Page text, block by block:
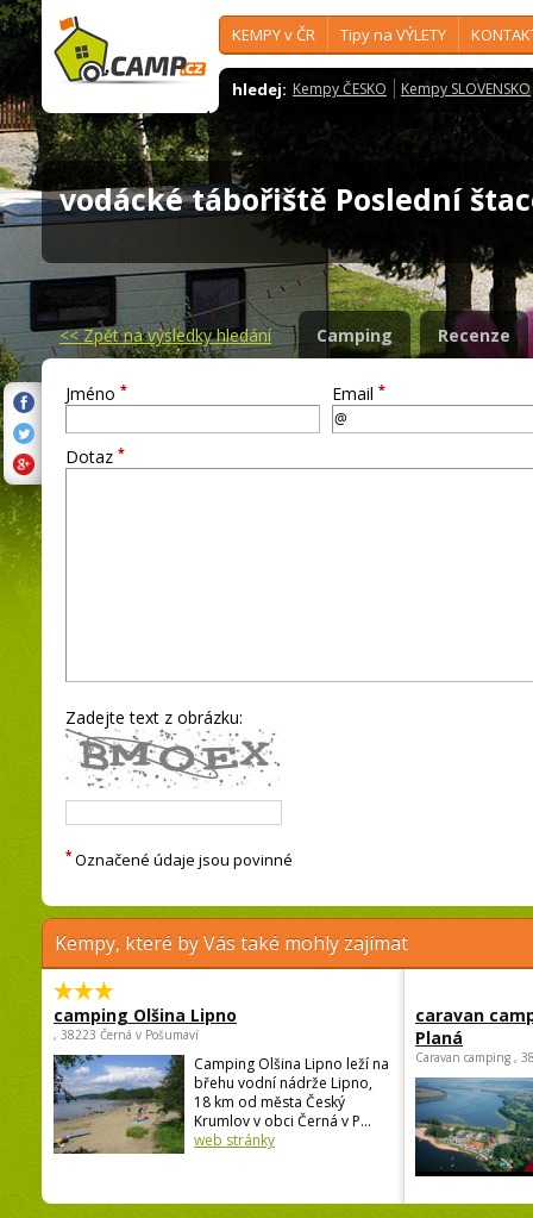
KEMPY v ČR Tipy na VÝLETY
hledej: Kempy ČESKO Kempy SLOVENSKO
vodácké tábořiště Poslední
<<Zpět na výsledky hledání Camping Recenze
Jméno * Email *
Dotaz *
Zadejte text z obrázku:
* Označené údaje jsou povinné
Kempy, které by Vás také mohly zajímat
camping Olšina Lipno
, 38223 Černá v Pošumaví
Camping Olšina Lipno leží na
břehu vodní nádrže Lipno,
18 km od města Český
Krumlov v obci Černá v P...
web stránky
caravan
Planá
Caravan camping ,